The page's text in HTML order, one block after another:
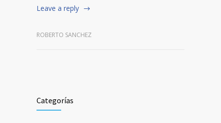
Leave a reply
ROBERTO SANCHEZ
Categorías